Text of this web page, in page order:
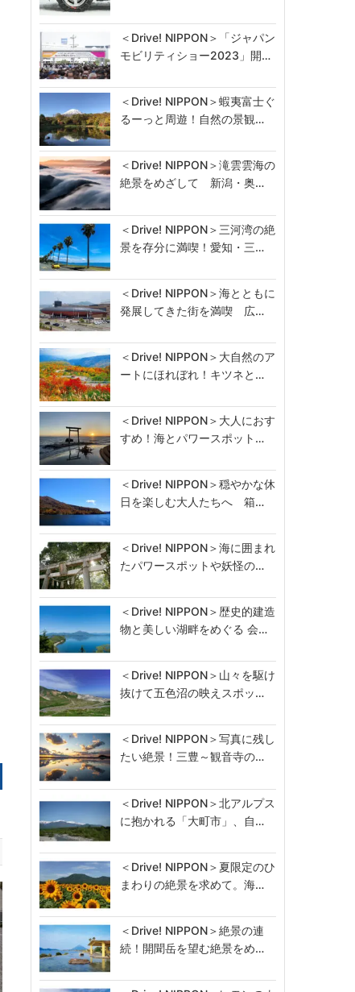
＜Drive! NIPPON＞「ジャパン
モビリティショー2023」開…
＜Drive! NIPPON＞蝦夷富士ぐ
るーっと周遊！自然の景観…
＜Drive! NIPPON＞滝雲雲海の
絶景をめざして 新潟・奥…
＜Drive! NIPPON＞三河湾の絶
景を存分に満喫！愛知・三…
＜Drive! NIPPON＞海とともに
発展してきた街を満喫 広…
＜Drive! NIPPON＞大自然のア
ートにほれぼれ！キツネと…
＜Drive! NIPPON＞大人におす
すめ！海とパワースポット…
＜Drive! NIPPON＞穏やかな休
日を楽しむ大人たちへ 箱…
＜Drive! NIPPON＞海に囲まれ
たパワースポットや妖怪の…
＜Drive! NIPPON＞歴史的建造
物と美しい湖畔をめぐる 会…
＜Drive! NIPPON＞山々を駆け
抜けて五色沼の映えスポッ…
＜Drive! NIPPON＞写真に残し
たい絶景！三豊～観音寺の…
＜Drive! NIPPON＞北アルプス
に抱かれる「大町市」、自…
＜Drive! NIPPON＞夏限定のひ
まわりの絶景を求めて。海…
＜Drive! NIPPON＞絶景の連
続！開聞岳を望む絶景をめ…